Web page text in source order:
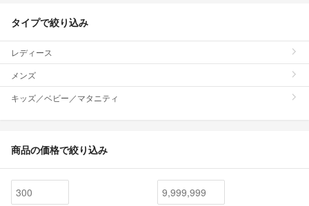
タイプで絞り込み
レディース
メンズ
キッズ／ベビー／マタニティ
商品の価格で絞り込み